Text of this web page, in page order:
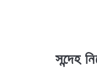
সন্দেহ